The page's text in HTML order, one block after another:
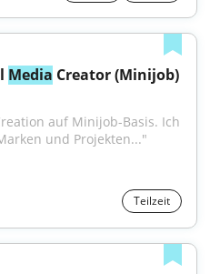
Media Creator (Minijob)
auf Minijob-Basis. Ich
und Projekten..."
Teilzeit